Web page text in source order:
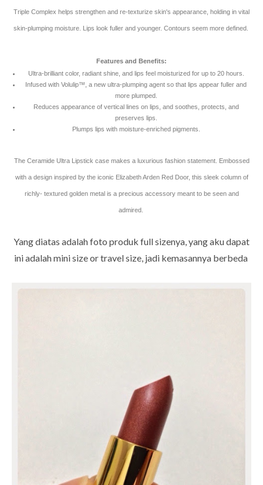
Triple Complex helps strengthen and re-texturize skin's appearance, holding in vital
skin-plumping moisture. Lips look fuller and younger. Contours seem more defined.
Features and Benefits:
Ultra-brilliant color, radiant shine, and lips feel moisturized for up to 20 hours.
Infused with Volulip™, a new ultra-plumping agent so that lips appear fuller and
more plumped.
Reduces appearance of vertical lines on lips, and soothes, protects, and
preserves lips.
Plumps lips with moisture-enriched pigments.
The Ceramide Ultra Lipstick case makes a luxurious fashion statement. Embossed
with a design inspired by the iconic Elizabeth Arden Red Door, this sleek column of
richly- textured golden metal is a precious accessory meant to be seen and
admired.
Yang diatas adalah foto produk full sizenya, yang aku dapat
ini adalah mini size or travel size, jadi kemasannya berbeda